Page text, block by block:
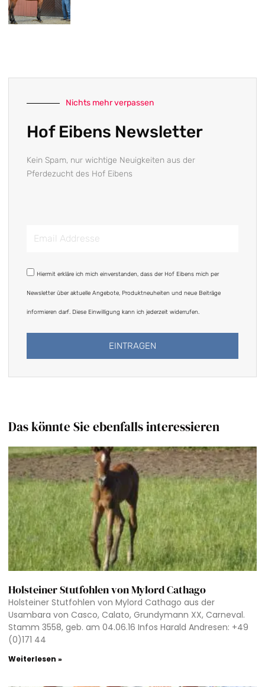
Nichts mehr verpassen
Hof Eibens Newsletter
Kein Spam, nur wichtige Neuigkeiten aus der
Pferdezucht des Hof Eibens
DSGVO
Hiermit erkläre ich mich einverstanden, dass der Hof Eibens mich per
Newsletter über aktuelle Angebote, Produktneuheiten und neue Beiträge
informieren darf. Diese Einwilligung kann ich jederzeit widerrufen.
EINTRAGEN
Das könnte Sie ebenfalls interessieren
Holsteiner Stutfohlen von Mylord Cathago
Holsteiner Stutfohlen von Mylord Cathago aus der
Usambara von Casco, Calato, Grundymann XX, Carneval.
Stamm 3558, geb. am 04.06.16 Infos Harald Andresen: +49
(0)171 44
Weiterlesen »